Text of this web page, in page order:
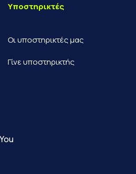
Υποστηρικτές
Οι υποστηρικτές μας
Γίνε υποστηρικτής